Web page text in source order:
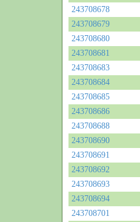
243708678
243708679
243708680
243708681
243708683
243708684
243708685
243708686
243708688
243708690
243708691
243708692
243708693
243708694
243708701